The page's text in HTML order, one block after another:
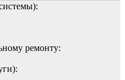
ремонту: